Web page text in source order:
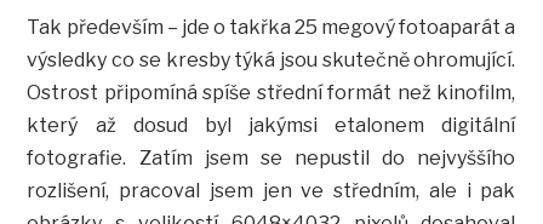
Tak především – jde o takřka 25 megový fotoaparát a
výsledky co se kresby týká jsou skutečně ohromující.
Ostrost připomíná spíše střední formát než kinofilm,
který až dosud byl jakýmsi etalonem digitální
fotografie. Zatím jsem se nepustil do nejvyššího
rozlišení, pracoval jsem jen ve středním, ale i pak